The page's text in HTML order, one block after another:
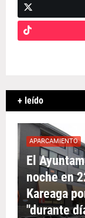
+ leído
APARCAMIENTO
El
noche en
Kareaga
"durante